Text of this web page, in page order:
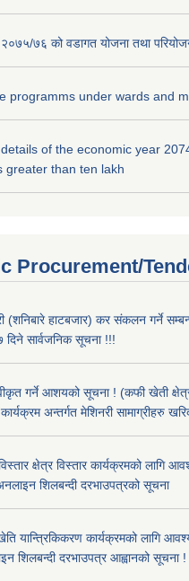
२०७५/७६ को वडागत योजना तथा
programms under wards and
of the economic year
greater than ten lakh
Procurement/
(शनिबारे हाटबजार) कर संकलन गर्ने
दिने सार्वजनिक सूचना !!!
गर्ने आशयको सूचना ! (कफी खेती क्षेत्र
अन्तर्गत मेशिनरी सामाग्रीहरु
क्षेत्र विस्तार कार्यक्रमको लागि
शिलबन्दी दरभाउपत्रको सूचना
यान्त्रिकिकरण कार्यक्रमको लागि
शिलबन्दी दरभाउपत्र आह्वानको सूचना !